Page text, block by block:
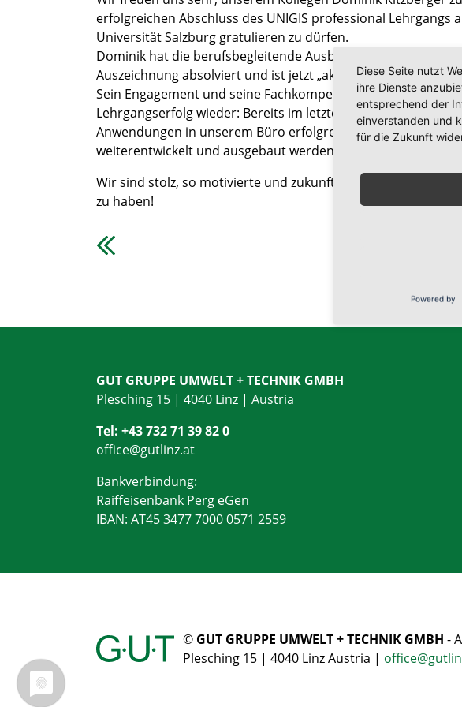
erfolgreichen Abschluss des UNIGIS professional Lehrgangs
Universität Salzburg gratulieren zu dürfen.
Dominik hat die berufsbegleitende Ausbildung im
Auszeichnung absolviert und ist jetzt „akademischer
Sein Engagement und seine Fachkompetenz spiegeln sich
Lehrgangserfolg wieder: Bereits im letzten Jahr wurden erste
Anwendungen in unserem Büro erfolgreich eingeführt, die
weiterentwickelt und ausgebaut werden.
Wir sind stolz, so motivierte und zukunftsorientierte
zu haben!
GUT GRUPPE UMWELT + TECHNIK GMBH
Plesching 15 | 4040 Linz | Austria
Tel: +43 732 71 39 82 0
office@gutlinz.at
Bankverbindung:
Raiffeisenbank Perg eGen
IBAN: AT45 3477 7000 0571 2559
© GUT GRUPPE UMWELT + TECHNIK GMBH -
Plesching 15 | 4040 Linz Austria | office@
Diese Seite nutzt
ihre Dienste
entsprechend der
einverstanden und
für die Zukunft
Powered by